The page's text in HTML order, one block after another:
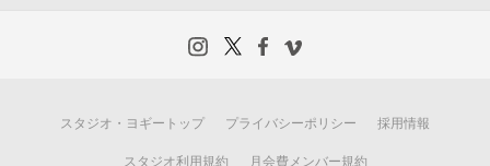
スタジオ・ヨギートップ プライバシーポリシー 採用情報
スタジオ利用規約 月会費メンバー規約